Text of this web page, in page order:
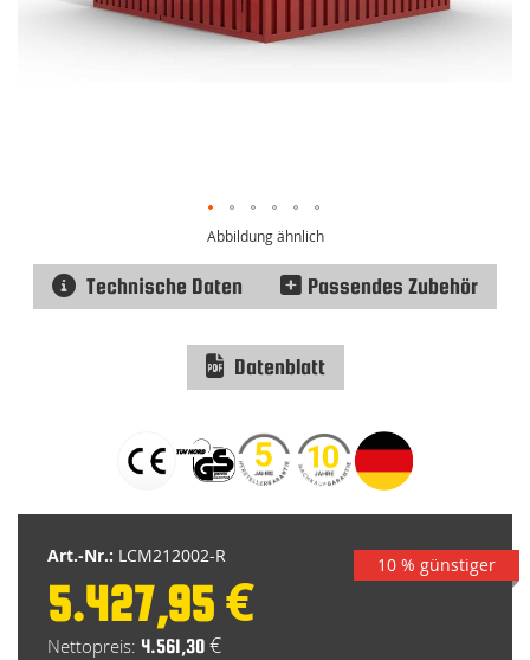
Art.-Nr.: LCM212002-R
Special
Price
5.427,95 €
4.561,30 €
10 % günstiger
Abbildung ähnlich
Technische Daten Passendes Zubehör
Datenblatt
springen